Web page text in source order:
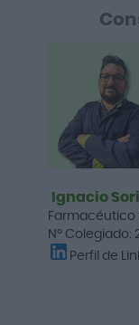
Ignacio
Farmacéutico
Nº Colegiado:
Perfil de